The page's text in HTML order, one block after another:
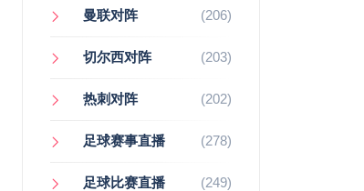
曼联对阵 (206)
切尔西对阵 (203)
热刺对阵 (202)
足球赛事直播 (278)
足球比赛直播 (249)